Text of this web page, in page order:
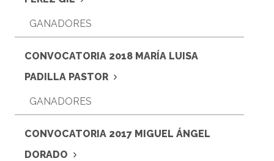
GANADORES
CONVOCATORIA 2018 MARÍA LUISA
PADILLA PASTOR ›
GANADORES
CONVOCATORIA 2017 MIGUEL ÁNGEL
DORADO ›